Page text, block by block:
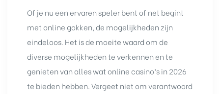
Of je nu een ervaren speler bent of net begint
met online gokken, de mogelijkheden zijn
eindeloos. Het is de moeite waard om de
diverse mogelijkheden te verkennen en te
genieten van alles wat online casino’s in 2026
te bieden hebben. Vergeet niet om verantwoord